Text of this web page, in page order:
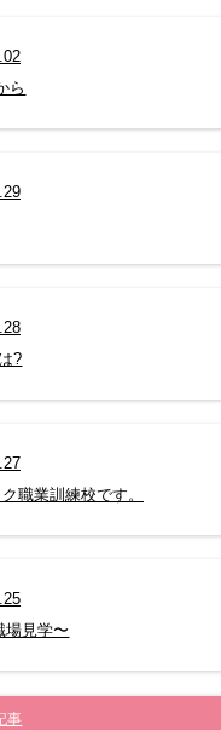
ら
?
職業訓練校です。
場見学〜
事